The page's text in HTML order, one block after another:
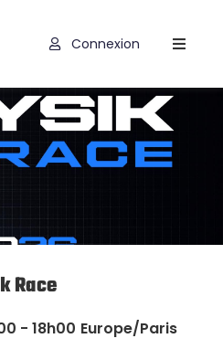
Connexion
Race
- 18h00 Europe/Paris